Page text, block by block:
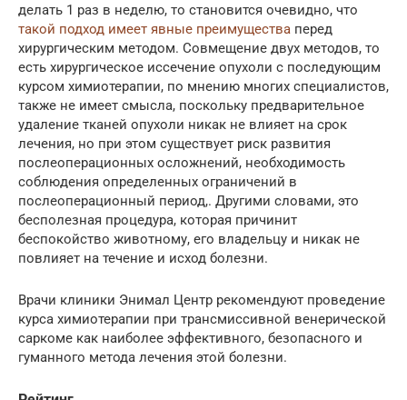
делать 1 раз в неделю, то становится очевидно, что
такой подход имеет явные преимущества перед
хирургическим методом. Совмещение двух методов, то
есть хирургическое иссечение опухоли с последующим
курсом химиотерапии, по мнению многих специалистов,
также не имеет смысла, поскольку предварительное
удаление тканей опухоли никак не влияет на срок
лечения, но при этом существует риск развития
послеоперационных осложнений, необходимость
соблюдения определенных ограничений в
послеоперационный период,. Другими словами, это
бесполезная процедура, которая причинит
беспокойство животному, его владельцу и никак не
повлияет на течение и исход болезни.
Врачи клиники Энимал Центр рекомендуют проведение
курса химиотерапии при трансмиссивной венерической
саркоме как наиболее эффективного, безопасного и
гуманного метода лечения этой болезни.